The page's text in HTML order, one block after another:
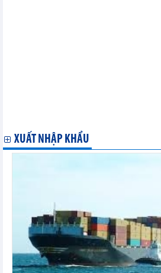
XUẤT NHẬP KHẨU